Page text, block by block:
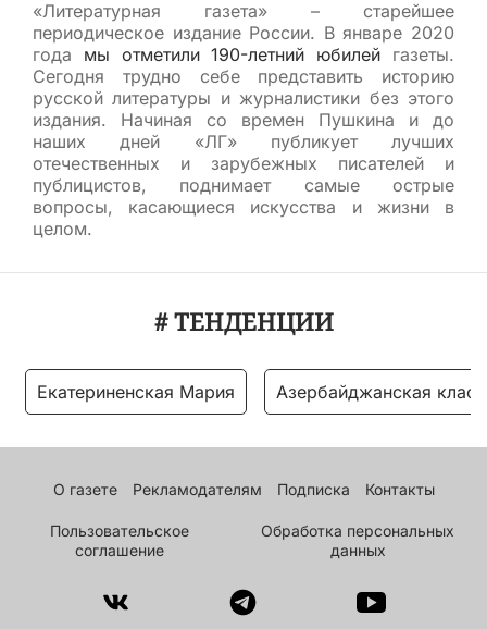
«Литературная газета» – старейшее
периодическое издание России. В январе 2020
года мы отметили 190-летний юбилей газеты.
Сегодня трудно себе представить историю
русской литературы и журналистики без этого
издания. Начиная со времен Пушкина и до
наших дней «ЛГ» публикует лучших
отечественных и зарубежных писателей и
публицистов, поднимает самые острые
вопросы, касающиеся искусства и жизни в
целом.
# ТЕНДЕНЦИИ
Екатериненская Мария Азербайджанская
О газете Рекламодателям Подписка Контакты
Пользовательское
соглашение
Обработка персональных
данных